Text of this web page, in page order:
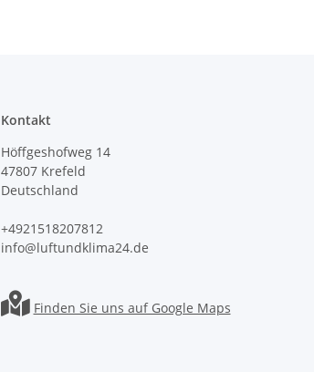
Kontakt
Höffgeshofweg 14
47807 Krefeld
Deutschland
+4921518207812
info@luftundklima24.de
Finden Sie uns auf Google Maps